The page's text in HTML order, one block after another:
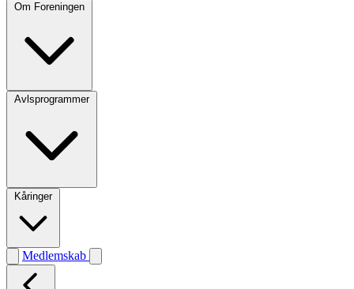
Om Foreningen
Avlsprogrammer
Kåringer
Medlemskab